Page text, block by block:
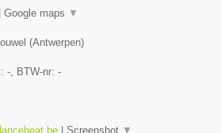
| Google maps ▼
(Antwerpen)
- , BTW-nr: -
| Screenshot ▼